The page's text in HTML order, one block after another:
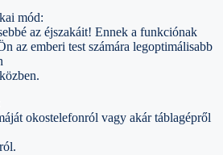
mód:
az éjszakáit! Ennek a funkciónak
az emberi test számára legoptimálisabb
okostelefonról vagy akár táblagépről